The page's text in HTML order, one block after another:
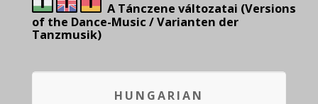
A Tánczene változatai (Versions
of the Dance-Music / Varianten der
Tanzmusik)
HUNGARIAN